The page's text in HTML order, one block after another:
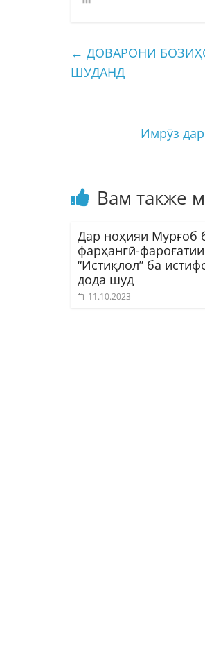
← ДОВАРОНИ
ШУДАНД
Имрӯз
Вам также
Дар ноҳияи Мурғоб
фарҳангӣ-фароғатии
“Истиқлол” ба
дода шуд
11.10.2023